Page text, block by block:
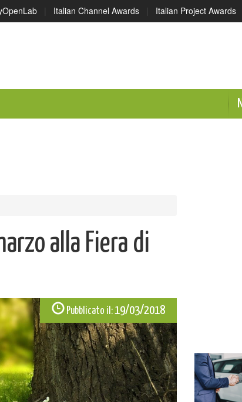
| Italian Channel Awards | Italian Project Awards
alla Fiera di
Pubblicato il:19/03/2018